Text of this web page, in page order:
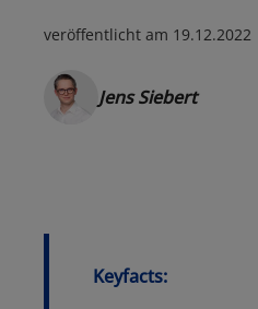
veröffentlicht am 19.12.2022
Jens Siebert
Keyfacts: